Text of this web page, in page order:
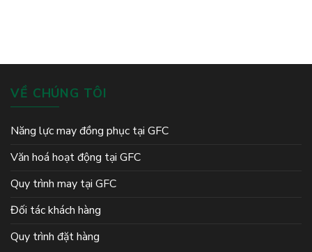
VỀ CHÚNG TÔI
Năng lực may đồng phục tại GFC
Văn hoá hoạt động tại GFC
Quy trình may tại GFC
Đối tác khách hàng
Quy trình đặt hàng